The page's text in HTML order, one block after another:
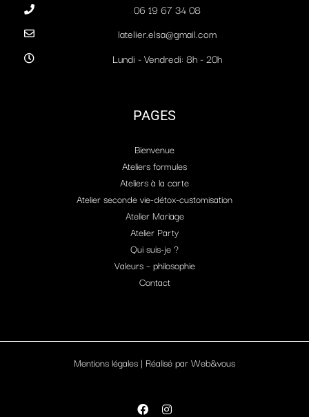
06 19 67 34 08
latelier.elsa@gmail.com
Lundi - Vendredi: 8h - 20h
PAGES
Bienvenue
Ateliers formules
Ateliers à la carte
Atelier seconde vie-détox-customisation
Atelier Mariage
Atelier Party
Qui suis-je ?
Valeurs – philosophie
Contact
Mentions légales | Réalisé parWeb&vous
FacebookInstagram